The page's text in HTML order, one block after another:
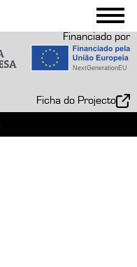
Financiado por
Ficha do Projecto